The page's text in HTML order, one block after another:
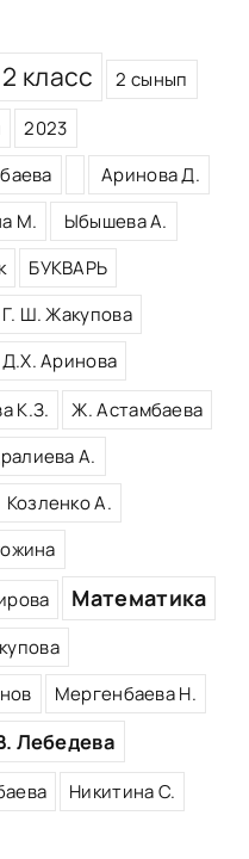
2 класс
2 сынып
2023
­ Аринова Д.
М.
­ Ыбышева А.
БУКВАРЬ
Г. Ш. Жакупова
Д.Х. Аринова
К.З.
Ж. Астамбаева
А.
Козленко А.
Математика
Мергенбаева Н.
Лебедева
Никитина С.